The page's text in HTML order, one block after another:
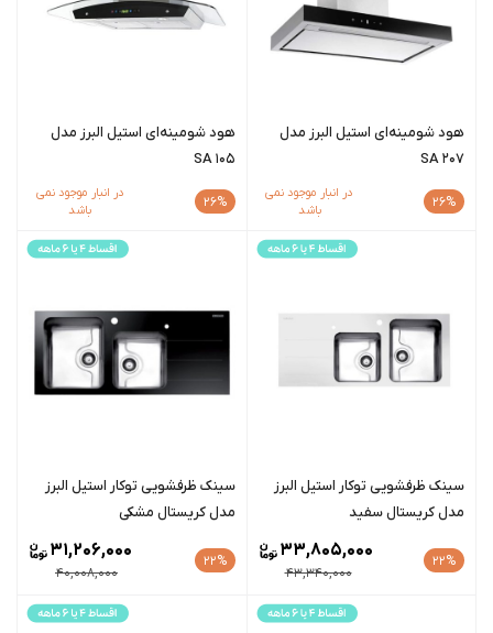
هود شومینه‌ای استیل البرز مدل
SA 207
26%
در انبار موجود نمی
باشد
هود شومینه‌ای استیل البرز مدل
SA 105
26%
در انبار موجود نمی
باشد
سینک ظرفشویی توکار استیل البرز
مدل کریستال سفید
22%
43,340,000
33,805,000
سینک ظرفشویی توکار استیل البرز
مدل کریستال مشکی
22%
40,008,000
31,206,000